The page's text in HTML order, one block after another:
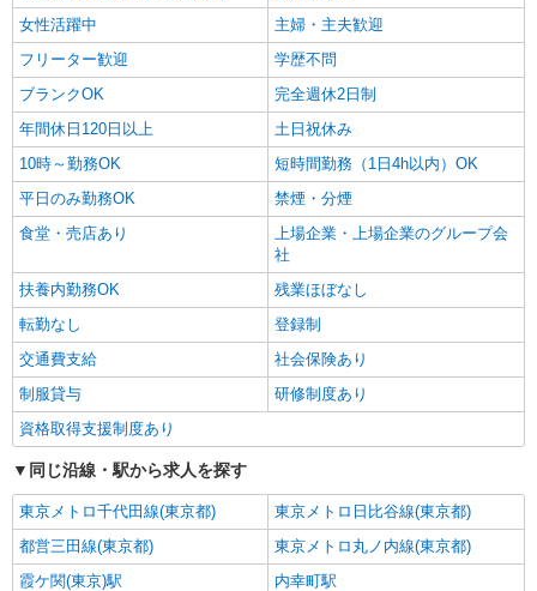
女性活躍中
主婦・主夫歓迎
フリーター歓迎
学歴不問
ブランクOK
完全週休2日制
年間休日120日以上
土日祝休み
10時～勤務OK
短時間勤務（1日4h以内）OK
平日のみ勤務OK
禁煙・分煙
食堂・売店あり
上場企業・上場企業のグループ会
社
扶養内勤務OK
残業ほぼなし
転勤なし
登録制
交通費支給
社会保険あり
制服貸与
研修制度あり
資格取得支援制度あり
同じ沿線・駅から求人を探す
東京メトロ千代田線(東京都)
東京メトロ日比谷線(東京都)
都営三田線(東京都)
東京メトロ丸ノ内線(東京都)
霞ケ関(東京)駅
内幸町駅